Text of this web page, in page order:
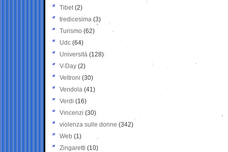
Tibet(2)
tredicesima (3)
Turismo (62)
Udc (64)
Università (128)
V-Day (2)
Veltroni (30)
Vendola (41)
Verdi (16)
Vincenzi (30)
violenza sulle donne (342)
Web (1)
Zingaretti (10)